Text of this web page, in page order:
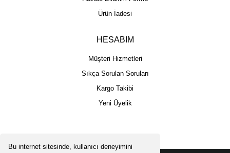
Bu internet sitesinde, kullanıcı deneyimini
Ürün İadesi
HESABIM
Müşteri Hizmetleri
Sıkça Sorulan Soruları
Kargo Takibi
Yeni Üyelik